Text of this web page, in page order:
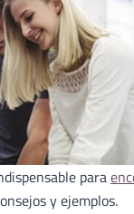
para
y ejemplos.